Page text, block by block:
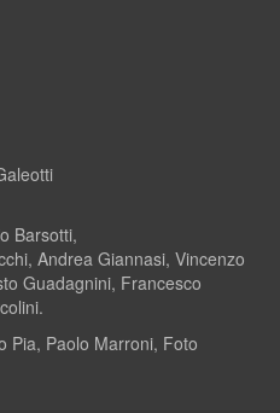
Barsotti,
Andrea Giannasi, Vincenzo
Guadagnini, Francesco
Pia, Paolo Marroni, Foto